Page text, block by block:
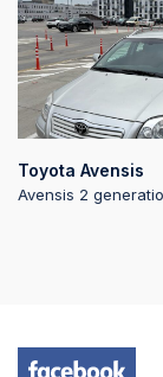
Toyota Avensis
Avensis 2